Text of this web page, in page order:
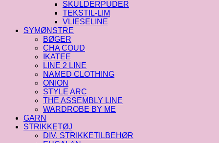
SKULDERPUDER
TEKSTIL-LIM
VLIESELINE
SYMØNSTRE
BØGER
CHA COUD
IKATEE
LINE 2 LINE
NAMED CLOTHING
ONION
STYLE ARC
THE ASSEMBLY LINE
WARDROBE BY ME
GARN
STRIKKETØJ
DIV. STRIKKETILBEHØR